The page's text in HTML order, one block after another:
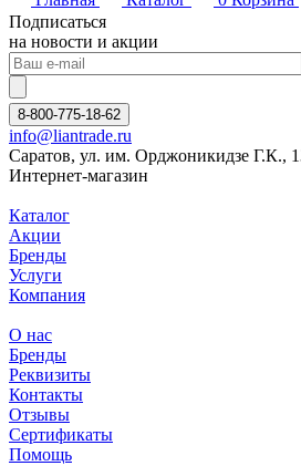
Подписаться
на новости и акции
8-800-775-18-62
info@liantrade.ru
Саратов, ул. им. Орджоникидзе Г.К.,
Интернет-магазин
Каталог
Акции
Бренды
Услуги
Компания
О нас
Бренды
Реквизиты
Контакты
Отзывы
Сертификаты
Помощь